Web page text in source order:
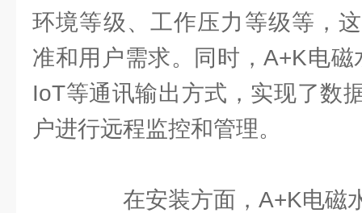
环境等级、工作压力等级等，
准和用户需求。同时，A+K电
IoT等通讯输出方式，实现了数
户进行远程监控和管理。
在安装方面，A+K电磁